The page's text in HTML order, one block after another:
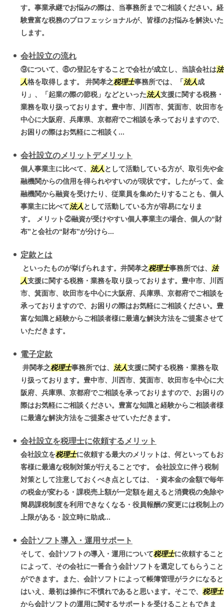
す。事業承継でお悩みの際は、当事務所までご相談ください。経
験豊富な税務のプロフェッショナルが、皆様のお悩みを解決いた
します。
会社設立の流れ
⑨について、⑧の登記をすることで会社が成立し、当該会社は法
人格を取得します。 井関孝之税理士事務所では、「 法人成
り」、「起業の際の節税」などといった法人支援に関する税務・
業務を取り扱っております。豊中市、川西市、箕面市、吹田市を
中心に大阪府、兵庫県、京都府でご相談を承っておりますので、
お困りの際はお気軽にご相談く...
会社設立のメリットデメリット
個人事業主に比べて、 法人として活動している方が、取引先や金
融機関からの信用を得られやすいのが現状です。したがって、金
融機関から融資を受けたり、従業員を集めたりすることも、個人
事業主に比べて法人として活動している方が容易になりま
す。 メリット②融資が受けやすい個人事業主の場合、個人の“財
布”と会社の“財布”が分けら...
定款とは
といったものが挙げられます。井関孝之税理士事務所では、 法
人支援に関する税務・業務を取り扱っております。豊中市、川西
市、箕面市、吹田市を中心に大阪府、兵庫県、京都府でご相談を
承っておりますので、お困りの際はお気軽にご相談ください。豊
富な知識と経験からご相談者様に最適な解決方法をご提案させて
いただきます。
電子定款
井関孝之税理士事務所では、 法人支援に関する税務・業務を取
り扱っております。豊中市、川西市、箕面市、吹田市を中心に大
阪府、兵庫県、京都府でご相談を承っておりますので、お困りの
際はお気軽にご相談ください。豊富な知識と経験からご相談者様
に最適な解決方法をご提案させていただきます。
会社設立を税理士に依頼するメリット
会社設立を税理士に依頼する最大のメリットは、何といってもお
客様に最適な税制対策が行えることです。 会社設立に伴う税制
対策として注意しておくべき点としては、・資本金の金額で毎年
の税金が変わる・課税売上額が一定額を超えると消費税の免除や
簡易課税制度を利用できなくなる・役員報酬の変更には税制上の
上限がある・設立時に助成...
会計ソフト導入・運用サポート
そして、会計ソフトの導入・運用について税理士に依頼すること
によって、その会社に一番合う会計ソフトを選定してもらうこと
ができます。また、会計ソフトによって帳簿管理がラクになると
はいえ、最初は操作に不慣れであると思います。そこで、 税理士
から会計ソフトの運用に関するサポートを受けることもできま